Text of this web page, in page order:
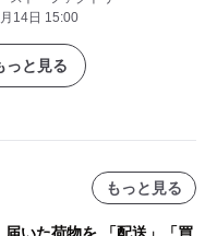
14日 15:00
っと見る
もっと見る